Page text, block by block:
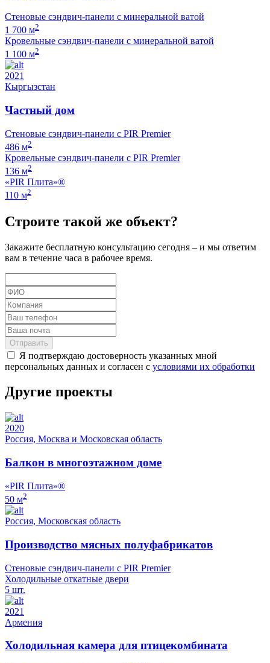
Стеновые сэндвич-панели с минеральной ватой
1 700 м2
Кровельные сэндвич-панели с минеральной ватой
1 100 м2
2021
Кыргызстан
Частный дом
Стеновые сэндвич-панели с PIR Premier
486 м2
Кровельные сэндвич-панели с PIR Premier
136 м2
«PIR Плита»®
110 м2
Строите такой же объект?
Закажите бесплатную консультацию сегодня – и мы ответим
вам в течение часа в рабочее время.
Отправить
Я подтверждаю достоверность указанных мной
персональных данных и согласен с условиями их обработки
Другие проекты
2020
Россия, Москва и Московская область
Балкон в многоэтажном доме
«PIR Плита»®
50 м2
Россия, Московская область
Производство мясных полуфабрикатов
Стеновые сэндвич-панели с PIR Premier
Холодильные откатные двери
5 шт.
2021
Армения
Холодильная камера для птицекомбината